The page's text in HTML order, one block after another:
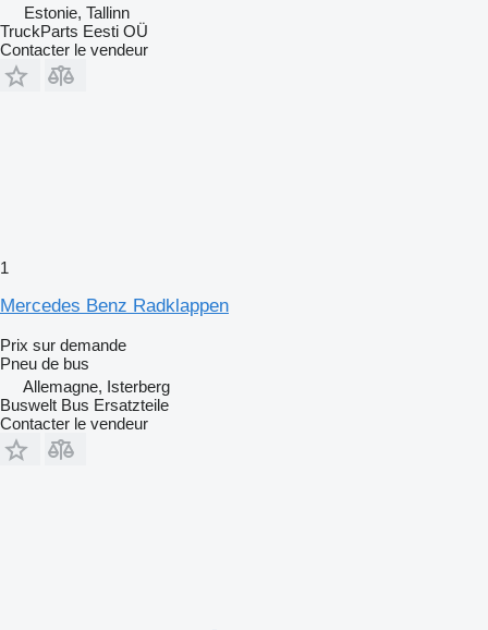
Estonie, Tallinn
TruckParts Eesti OÜ
Contacter le vendeur
1
Mercedes Benz Radklappen
Prix sur demande
Pneu de bus
Allemagne, Isterberg
Buswelt Bus Ersatzteile
Contacter le vendeur